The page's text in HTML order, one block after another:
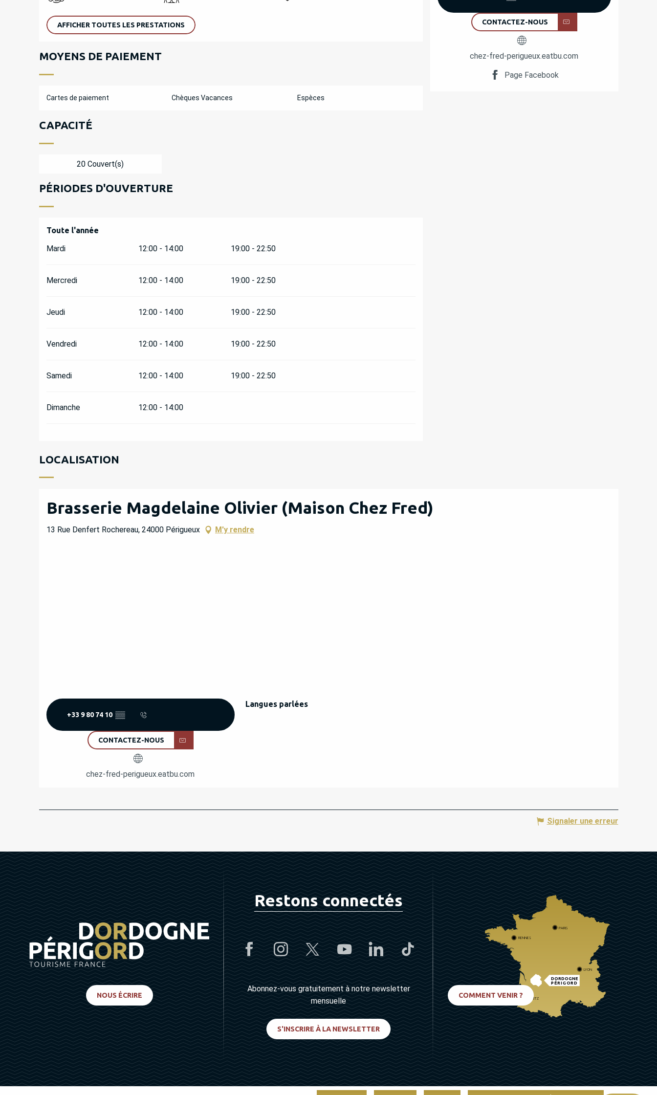
CONTACTEZ-NOUS
chez-fred-perigueux.eatbu.com
Page Facebook
AFFICHER TOUTES LES PRESTATIONS
MOYENS DE PAIEMENT
Cartes de paiement Chèques Vacances Espèces
CAPACITÉ
20 Couvert(s)
PÉRIODES D'OUVERTURE
Toute l'année
Toute l'année
Mardi 12:00 - 14:00 19:00 - 22:50
Mercredi 12:00 - 14:00 19:00 - 22:50
Jeudi 12:00 - 14:00 19:00 - 22:50
Vendredi 12:00 - 14:00 19:00 - 22:50
Samedi 12:00 - 14:00 19:00 - 22:50
Dimanche 12:00 - 14:00
LOCALISATION
Brasserie Magdelaine Olivier (Maison Chez Fred)
13 Rue Denfert Rochereau, 24000 Périgueux M'y rendre
+33 9 80 74 10 ▒▒
CONTACTEZ-NOUS
chez-fred-perigueux.eatbu.com
Langues parlées
Langues parlées
Signaler une erreur
NOUS ÉCRIRE
Restons connectés
Abonnez-vous gratuitement à notre newsletter
mensuelle
S'INSCRIRE À LA NEWSLETTER
DORDOGNE
PÉRIGORD
PARIS
RENNES
LYON
BIARRITZ
COMMENT VENIR ?